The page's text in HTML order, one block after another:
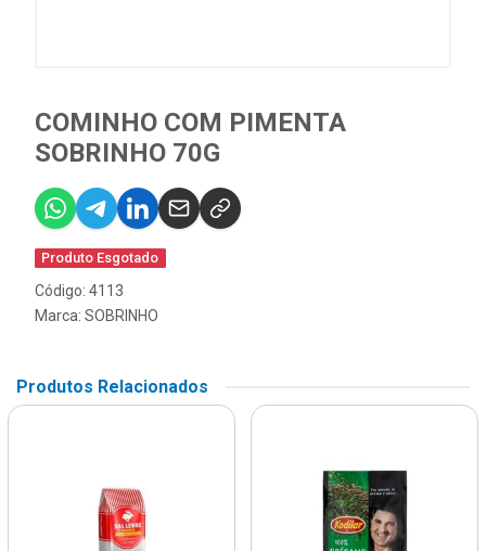
COMINHO COM PIMENTA
SOBRINHO 70G
Produto Esgotado
Código: 4113
Marca: SOBRINHO
Produtos Relacionados